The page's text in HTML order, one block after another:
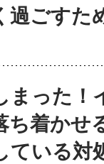
過ごすた
まった！
ち着かせ
ている対